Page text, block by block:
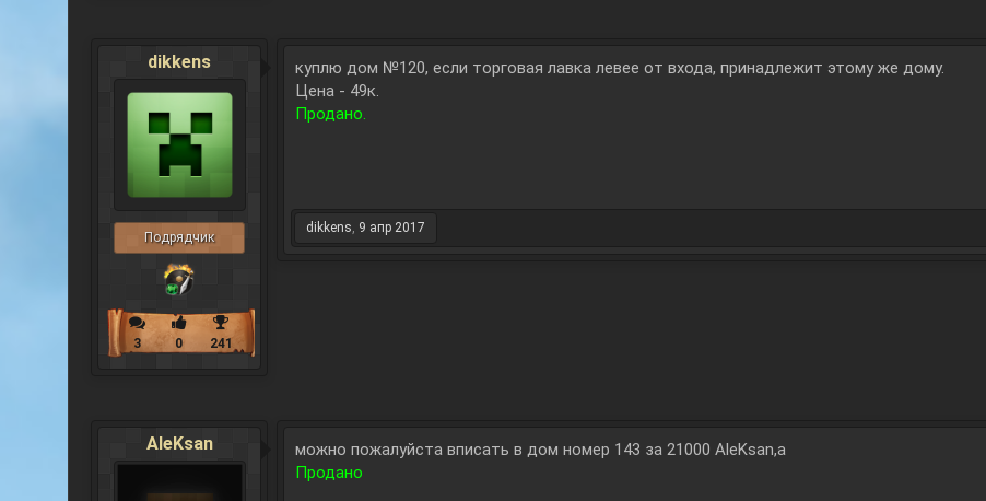
dikkens
Подрядчик
3 0 241
куплю дом №120, если торговая лавка левее от входа, принадлежит этому же дому.
Цена - 49к.
Продано.
dikkens, 9 апр 2017
AleKsan
можно пожалуйста вписать в дом номер 143 за 21000 AleKsan,a
Продано